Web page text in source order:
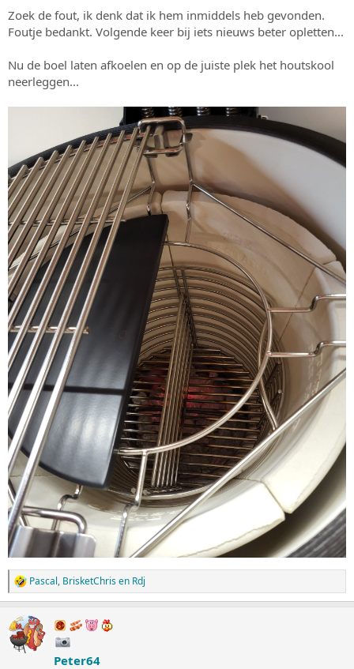
Zoek de fout, ik denk dat ik hem inmiddels heb gevonden.
Foutje bedankt. Volgende keer bij iets nieuws beter opletten...
Nu de boel laten afkoelen en op de juiste plek het houtskool
neerleggen...
W
a
r
d
e
Pascal, BrisketChrisen Rdj
Peter64